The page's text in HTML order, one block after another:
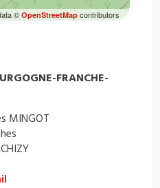
© OpenStreetMapcontributors
FRANCHE-
MINGOT